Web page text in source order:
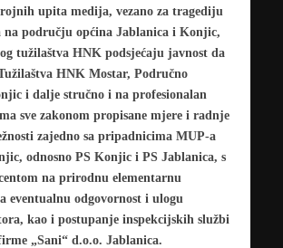
upita medija, vezano za tragediju
na području općina Jablanica i Konjic,
tužilaštva HNK podsjećaju javnost da
HNK Mostar, Područno
i dalje stručno i na profesionalan
sve zakonom propisane mjere i radnje
zajedno sa pripadnicima MUP-a
odnosno PS Konjic i PS Jablanica, s
na prirodnu elementarnu
eventualnu odgovornost i ulogu
kao i postupanje inspekcijskih službi
„Sani“ d.o.o. Jablanica.